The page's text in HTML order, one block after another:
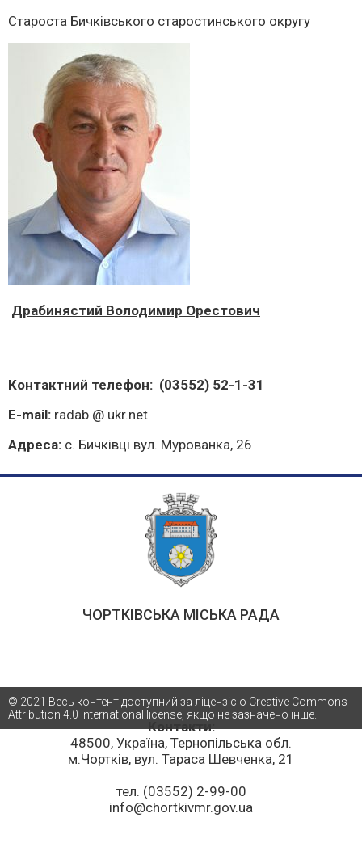
Староста Бичківського старостинського округу
Драбинястий Володимир Орестович
Контактний телефон: (03552) 52-1-31
E-mail: radab @ ukr.net
Адреса: с. Бичківці вул. Мурованка, 26
ЧОРТКІВСЬКА МІСЬКА РАДА
Контакти:
48500, Україна, Тернопільська обл.
м.Чортків, вул. Тараса Шевченка, 21
тел. (03552) 2-99-00
info@chortkivmr.gov.ua
© 2021 Весь контент доступний за ліцензією Creative Commons
Attribution 4.0 International license, якщо не зазначено інше.